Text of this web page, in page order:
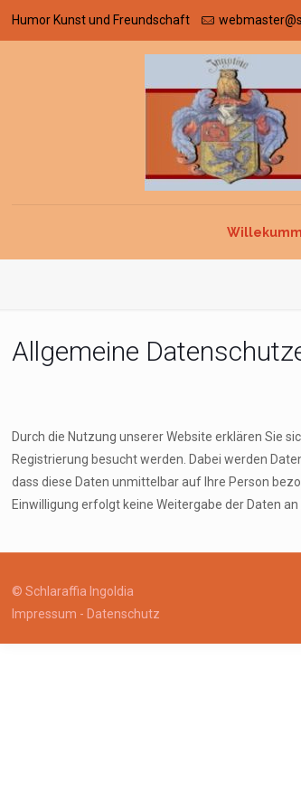
Humor Kunst und Freundschaft
Willekumm
Allgemeine
Durch die Nutzung unserer Website erklären Sie
Registrierung besucht werden. Dabei werden
dass diese Daten unmittelbar auf Ihre Person
Einwilligung erfolgt keine Weitergabe der Daten an
© Schlaraffia Ingoldia
Impressum - Datenschutz